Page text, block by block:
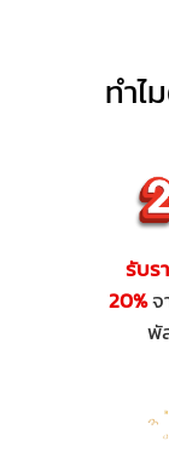
ทำไ
รับร
20%
พั